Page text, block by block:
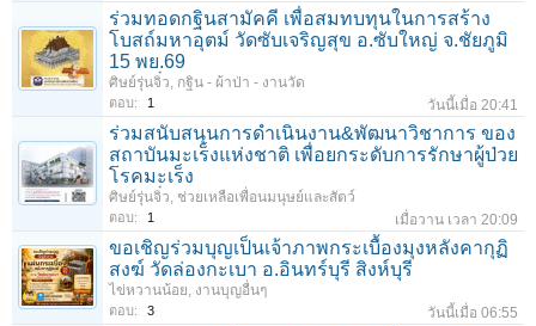
ร่วมทอดกฐินสามัคคี เพื่อสมทบทุนในการสร้าง
โบสถ์มหาอุตม์ วัดซับเจริญสุข อ.ซับใหญ่ จ.ชัยภูมิ
15 พย.69
ศิษย์รุ่นจิ๋ว, กฐิน - ผ้าป่า - งานวัด
ตอบ: 1 วันนี้เมื่อ 20:41
ร่วมสนับสนุนการดำเนินงาน&พัฒนาวิชาการ ของ
สถาบันมะเร็งแห่งชาติ เพื่อยกระดับการรักษาผู้ป่วย
โรคมะเร็ง
ศิษย์รุ่นจิ๋ว, ช่วยเหลือเพื่อนมนุษย์และสัตว์
ตอบ: 1 เมื่อวาน เวลา 20:09
ขอเชิญร่วมบุญเป็นเจ้าภาพกระเบื้องมุงหลังคากุฏิ
สงฆ์ วัดล่องกะเบา อ.อินทร์บุรี สิงห์บุรี
ไข่หวานน้อย, งานบุญอื่นๆ
ตอบ: 3 วันนี้เมื่อ 06:55